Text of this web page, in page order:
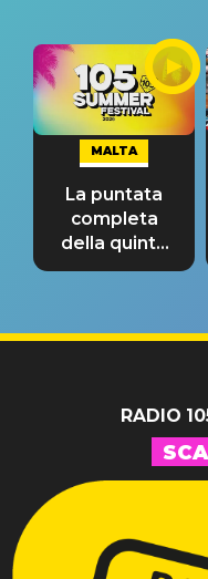
MALTA
La puntata
completa
della quinta
tappa
RADIO